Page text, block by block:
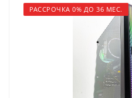
РАССРОЧКА 0% ДО 36 МЕС.